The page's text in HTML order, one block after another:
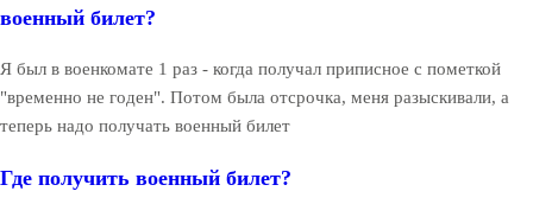
военный билет?
Я был в военкомате 1 раз - когда получал приписное с пометкой
"временно не годен". Потом была отсрочка, меня разыскивали, а
теперь надо получать военный билет
Где получить военный билет?